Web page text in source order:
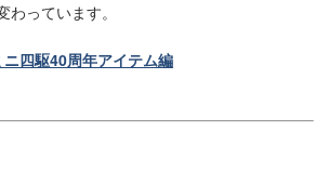
っています。
ニ四駆40周年アイテム編